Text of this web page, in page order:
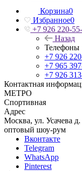
Корзина0
Избранное0
+7 926 220-
Назад
Телефоны
+7 926
+7 965
+7 926
Контактная
МЕТРО
Спортивная
Адрес
Москва, ул. Усачева
оптовый шоу-рум
Вконтакте
Telegram
WhatsApp
Pinterest